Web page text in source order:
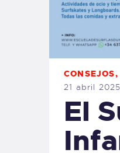
CONSEJOS,
21 abril 2025
El